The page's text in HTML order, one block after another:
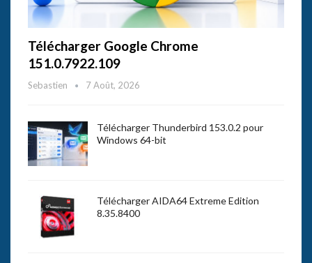
Télécharger Google Chrome
151.0.7922.109
Sebastien 7 Août, 2026
Télécharger Thunderbird 153.0.2 pour
Windows 64-bit
Télécharger AIDA64 Extreme Edition
8.35.8400